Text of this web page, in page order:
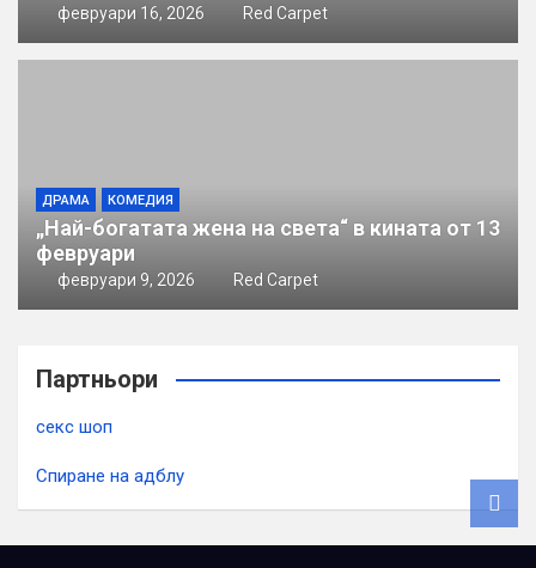
февруари 16, 2026 Red Carpet
ДРАМА КОМЕДИЯ
„Най-богатата жена на света“ в кината от 13
февруари
февруари 9, 2026 Red Carpet
Партньори
секс шоп
Спиране на адблу